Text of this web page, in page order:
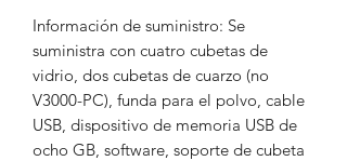
Información de suministro: Se
suministra con cuatro cubetas de
vidrio, dos cubetas de cuarzo (no
V3000-PC), funda para el polvo, cable
USB, dispositivo de memoria USB de
ocho GB, software, soporte de cubeta